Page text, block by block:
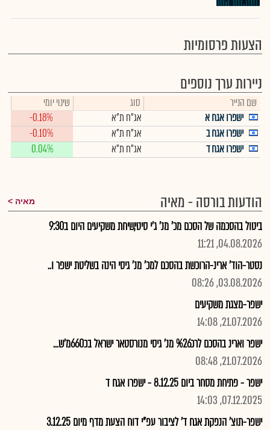
הצעות פרסומיות
ניירות ערך נוספים
שם הנייר סוג
שינוי יומי
ישפרו אגח א
אג"ח ת"א
-0.18%
ישפרו אגח ב
אג"ח ת"א
-0.10%
ישפרו אגח ד
אג"ח ת"א 0.04%
הודעות בורסה - מאיה מאיה
ביטול בהסכמה של הסכם מכ' מנ' ג'י סיטי,שיחת משקיעים היום ב9:30
04.08.2026, 11:21
נסטר-הוד' ארינ-הרוכשת בהסכם למכ' מנ' גיסי הינה בשליטת ישפר ו..
03.08.2026, 08:26
ישפר-מצגת משקיעים
21.07.2026, 14:08
ישפר וארינ בהסכם לרכ%26 מנ' גיסי מנורסטאר ישראל בכ660מ'ש...
21.07.2026, 08:48
ישפר - פתיחת מסחר ביום 8.12.25 - ישפרו אגח ד
07.12.2025, 14:03
ישפר-תוצ' הנפקת אגח ד' לציבור עפ"י דוח הצעת מדף מיום 3.12.25